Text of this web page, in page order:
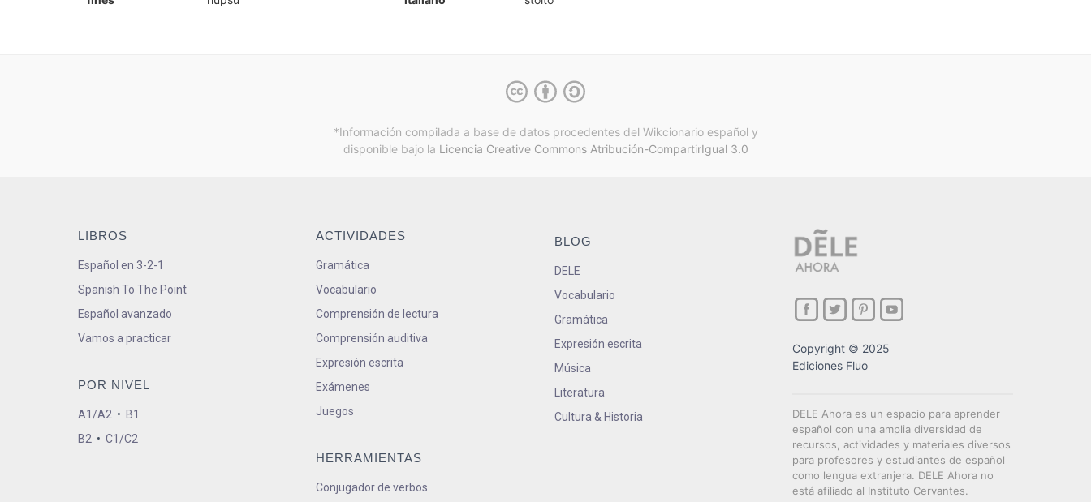
*Información compilada a base de datos procedentes del Wikcionario español y
disponible bajo la Licencia Creative Commons Atribución-CompartirIgual 3.0
LIBROS
Español en 3-2-1
Spanish To The Point
Español avanzado
Vamos a practicar
POR NIVEL
A1/A2 • B1
B2 • C1/C2
ACTIVIDADES
Gramática
Vocabulario
Comprensión de lectura
Comprensión auditiva
Expresión escrita
Exámenes
Juegos
HERRAMIENTAS
Conjugador de verbos
BLOG
DELE
Vocabulario
Gramática
Expresión escrita
Música
Literatura
Cultura & Historia
Copyright © 2025
Ediciones Fluo
DELE Ahora es un espacio para aprender
español con una amplia diversidad de
recursos, actividades y materiales diversos
para profesores y estudiantes de español
como lengua extranjera. DELE Ahora no
está afiliado al Instituto Cervantes.